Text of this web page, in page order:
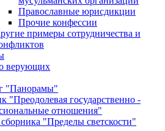
Православные юрисдикции
Прочие конфессии
примеры сотрудничества и
верующих
"Панорамы"
"Преодолевая государственно -
отношения"
"Пределы светскости"